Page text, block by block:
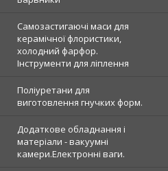
Самозастигаючі маси для
керамічної флористики,
холодний фарфор.
Інструменти для ліплення
Поліуретани для
виготовлення гнучких форм.
Додаткове обладнання і
матеріали - вакуумні
камери.Електронні ваги.